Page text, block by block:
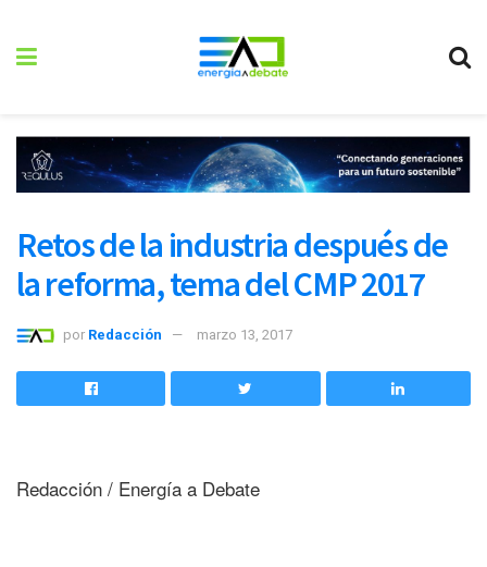
Retos de la industria después de
la reforma, tema del CMP 2017
por Redacción marzo 13, 2017
Redacción / Energía a Debate